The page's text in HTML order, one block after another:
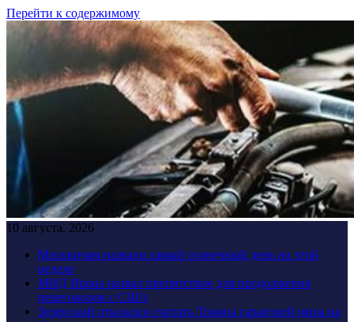
Перейти к содержимому
10 августа, 2026
Москвичам назвали самый солнечный день на этой
неделе
МИД Ирана назвал препятствие для продолжения
переговоров с США
Зеленский отказался считать Трампа гарантией мира на